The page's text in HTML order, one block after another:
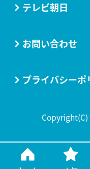
テレビ朝日
お問い合わせ
プライバシーポ